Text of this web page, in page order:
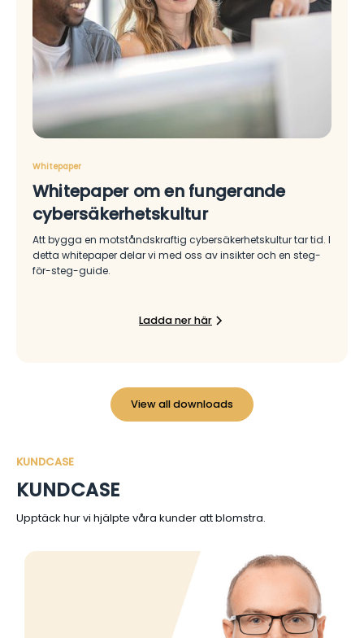
Whitepaper
Whitepaper om en fungerande
cybersäkerhetskultur
Att bygga en motståndskraftig cybersäkerhetskultur tar tid. I
detta whitepaper delar vi med oss ​​av insikter och en steg-
för-steg-guide.
Ladda ner här
View all downloads
KUNDCASE
KUNDCASE
Upptäck hur vi hjälpte våra kunder att blomstra.